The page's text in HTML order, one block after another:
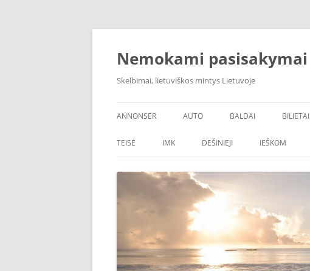
Skip
Nemokami pasisakymai
Skelbimai, lietuviškos mintys Lietuvoje
ANNONSER AUTO BALDAI BILIETAI
TEISĖ IMK DEŠINIEJI IEŠKOM